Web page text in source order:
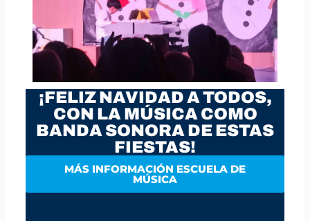
¡FELIZ NAVIDAD A TODOS,
CON LA MÚSICA COMO
BANDA SONORA DE ESTAS
FIESTAS!
MÁS INFORMACIÓN ESCUELA DE
MÚSICA